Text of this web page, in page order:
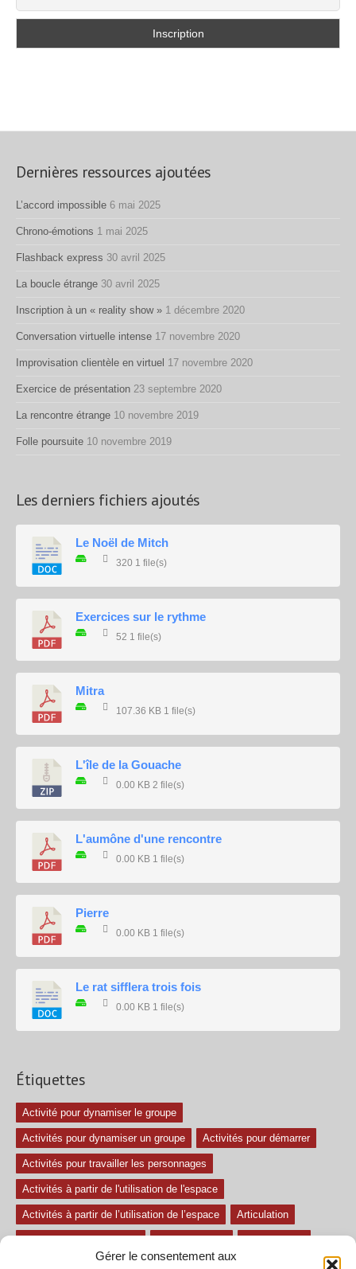
Gérer le consentement aux
Dernières ressources ajoutées
L’accord impossible 6 mai 2025
Chrono-émotions 1 mai 2025
Flashback express 30 avril 2025
La boucle étrange 30 avril 2025
Inscription à un « reality show » 1 décembre 2020
Conversation virtuelle intense 17 novembre 2020
Improvisation clientèle en virtuel 17 novembre 2020
Exercice de présentation 23 septembre 2020
La rencontre étrange 10 novembre 2019
Folle poursuite 10 novembre 2019
Les derniers fichiers ajoutés
Le Noël de Mitch
320 1 file(s)
Exercices sur le rythme
52 1 file(s)
Mitra
107.36 KB 1 file(s)
L'île de la Gouache
0.00 KB 2 file(s)
L'aumône d'une rencontre
0.00 KB 1 file(s)
Pierre
0.00 KB 1 file(s)
Le rat sifflera trois fois
0.00 KB 1 file(s)
Étiquettes
Activité pour dynamiser le groupe
Activités pour dynamiser un groupe Activités pour démarrer
Activités pour travailler les personnages
Activités à partir de l'utilisation de l'espace
Activités à partir de l’utilisation de l’espace Articulation
Exercices difficiles